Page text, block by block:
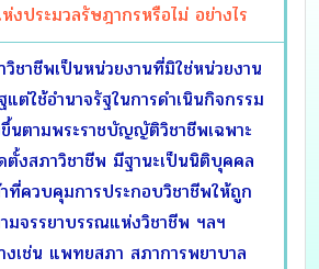
งประมวลรัษฎากรหรือไม่ อย่างไร
ชาชีพเป็นหน่วยงานที่มิใช่หน่วยงาน
แต่ใช้อำนาจรัฐในการดำเนินกิจกรรม
นตามพระราชบัญญัติวิชาชีพเฉพาะ
ตั้งสภาวิชาชีพ มีฐานะเป็นนิติบุคคล
ที่ควบคุมการประกอบวิชาชีพให้ถูก
มจรรยาบรรณแห่งวิชาชีพ ฯลฯ
งเช่น แพทยสภา สภาการพยาบาล